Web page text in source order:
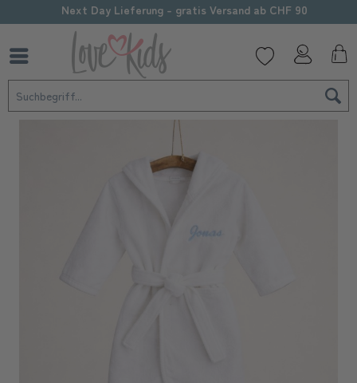
Sorgfältige Personalisierung